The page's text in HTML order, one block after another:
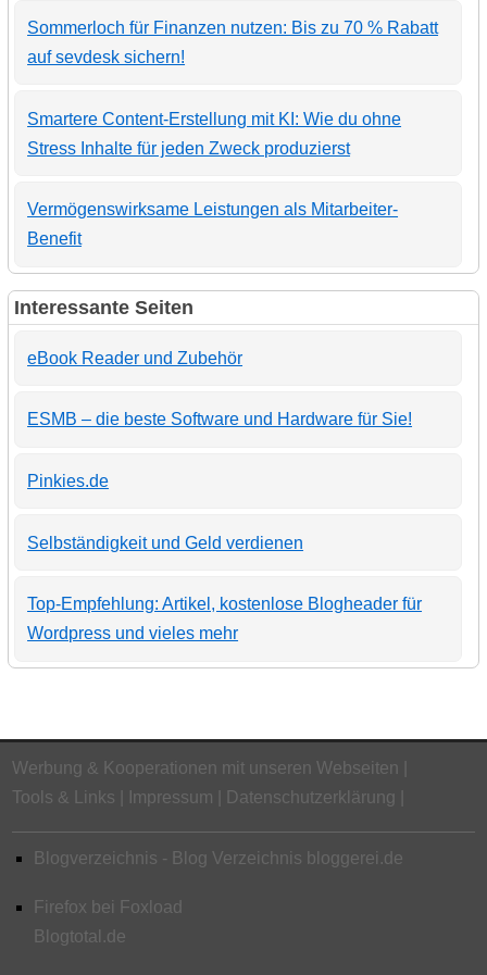
Sommerloch für Finanzen nutzen: Bis zu 70 % Rabatt
auf sevdesk sichern!
Smartere Content-Erstellung mit KI: Wie du ohne
Stress Inhalte für jeden Zweck produzierst
Vermögenswirksame Leistungen als Mitarbeiter-
Benefit
Interessante Seiten
eBook Reader und Zubehör
ESMB – die beste Software und Hardware für Sie!
Pinkies.de
Selbständigkeit und Geld verdienen
Top-Empfehlung: Artikel, kostenlose Blogheader für
Wordpress und vieles mehr
Werbung & Kooperationen mit unseren Webseiten
Tools & Links
Impressum Datenschutzerklärung
Blogverzeichnis - Blog Verzeichnis bloggerei.de
Firefox bei Foxload
Blogtotal.de